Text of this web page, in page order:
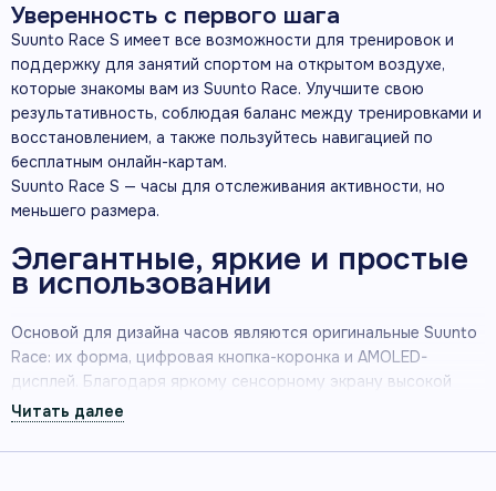
Уверенность с первого шага
Suunto Race S имеет все возможности для тренировок и
поддержку для занятий спортом на открытом воздухе,
которые знакомы вам из Suunto Race. Улучшите свою
результативность, соблюдая баланс между тренировками и
восстановлением, а также пользуйтесь навигацией по
бесплатным онлайн-картам.
Suunto Race S — часы для отслеживания активности, но
меньшего размера.
Элегантные, яркие и простые
в использовании
Основой для дизайна часов являются оригинальные Suunto
Race: их форма, цифровая кнопка-коронка и AMOLED-
дисплей. Благодаря яркому сенсорному экрану высокой
четкости, дисплей является очень четким даже в ситуациях,
Suunto Race S имеют элегантный и привлекательный